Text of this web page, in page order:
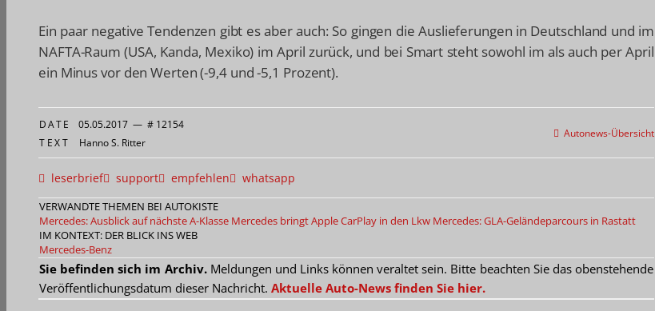
Ein paar negative Tendenzen gibt es aber auch: So gingen die Auslieferungen in Deutschland und im
NAFTA-Raum (USA, Kanda, Mexiko) im April zurück, und bei Smart steht sowohl im als auch per April
ein Minus vor den Werten (-9,4 und -5,1 Prozent).
Autonews-Übersicht
DATE 05.05.2017 — # 12154
TEXT Hanno S. Ritter
leserbrief support empfehlen whatsapp
VERWANDTE THEMEN BEI AUTOKISTE
Mercedes: Ausblick auf nächste A-Klasse Mercedes bringt Apple CarPlay in den Lkw Mercedes: GLA-Geländeparcours in Rastatt
IM KONTEXT: DER BLICK INS WEB
Mercedes-Benz
Sie befinden sich im Archiv.Meldungen und Links können veraltet sein. Bitte beachten Sie das obenstehende
Veröffentlichungsdatum dieser Nachricht. Aktuelle Auto-News finden Sie hier.